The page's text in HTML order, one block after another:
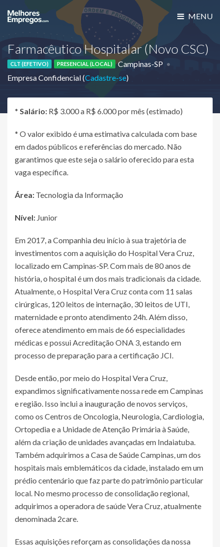
MENU
Farmacêutico Hospitalar (Novo CSC)
CLT (EFETIVO) PRESENCIAL (LOCAL)
Campinas-SP
Empresa Confidencial (Cadastre-se)
* Salário: R$ 3.000 a R$ 6.000 por mês (estimado)
* O valor exibido é uma estimativa calculada com base
em dados públicos e referências do mercado. Não
garantimos que este seja o salário oferecido para esta
vaga específica.
Área: Tecnologia da Informação
Nível: Junior
Em 2017, a Companhia deu início à sua trajetória de
investimentos com a aquisição do Hospital Vera Cruz,
localizado em Campinas-SP. Com mais de 80 anos de
história, o hospital é um dos mais tradicionais da cidade.
Atualmente, o Hospital Vera Cruz conta com 11 salas
cirúrgicas, 120 leitos de internação, 30 leitos de UTI,
maternidade e pronto atendimento 24h. Além disso,
oferece atendimento em mais de 66 especialidades
médicas e possui Acreditação ONA 3, estando em
processo de preparação para a certificação JCI.
Desde então, por meio do Hospital Vera Cruz,
expandimos significativamente nossa rede em Campinas
e região. Isso inclui a inauguração de novos serviços,
como os Centros de Oncologia, Neurologia, Cardiologia,
Ortopedia e a Unidade de Atenção Primária à Saúde,
além da criação de unidades avançadas em Indaiatuba.
Também adquirimos a Casa de Saúde Campinas, um dos
hospitais mais emblemáticos da cidade, instalado em um
prédio centenário que faz parte do patrimônio particular
local. No mesmo processo de consolidação regional,
adquirimos a operadora de saúde Vera Cruz, atualmente
denominada 2care.
Essas aquisições reforçam as consolidações da nossa